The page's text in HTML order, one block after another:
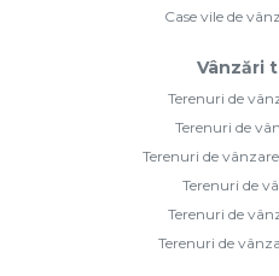
Case vile de
Vânzări
Terenuri de
Terenuri de
Terenuri de
Terenuri de
Terenuri de
Terenuri de